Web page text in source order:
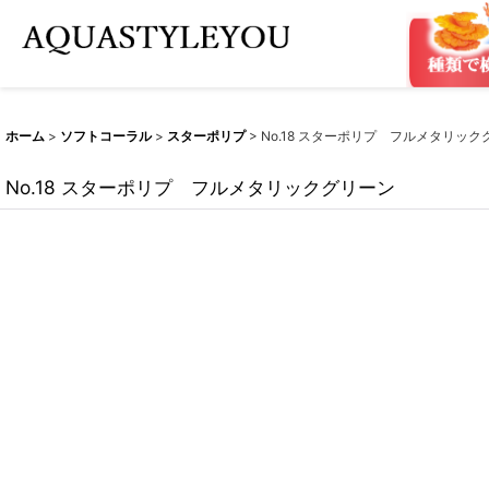
ホーム > ソフトコーラル > スターポリプ > No.18 スターポリプ フルメタリック
No.18 スターポリプ フルメタリックグリーン